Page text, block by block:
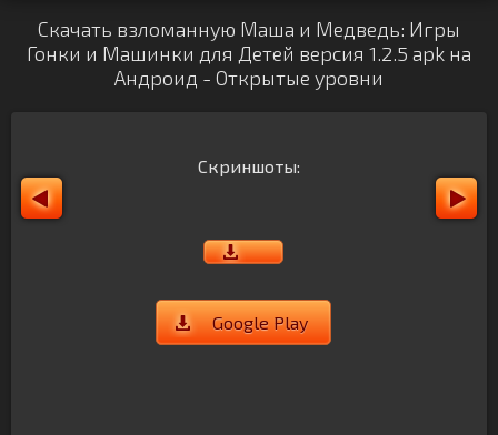
Скачать взломанную Маша и Медведь: Игры
Гонки и Машинки для Детей версия 1.2.5 apk на
Андроид - Открытые уровни
Скриншоты:
Google Play